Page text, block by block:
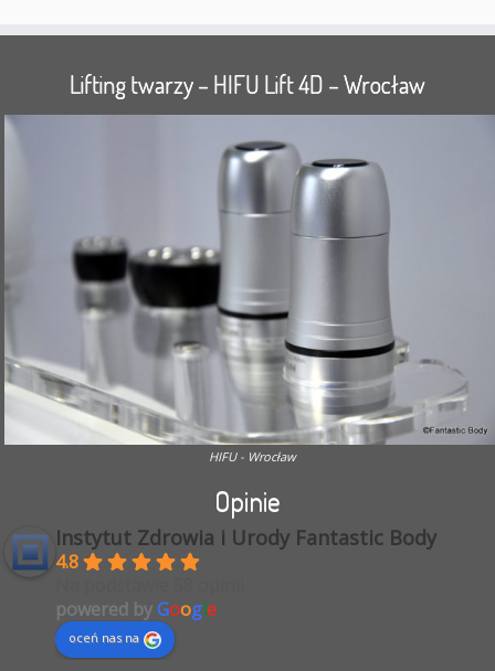
Lifting twarzy – HIFU Lift 4D – Wrocław
HIFU - Wrocław
Opinie
Instytut Zdrowia i Urody Fantastic Body
4.8
powered byGoogle
oceń nas na